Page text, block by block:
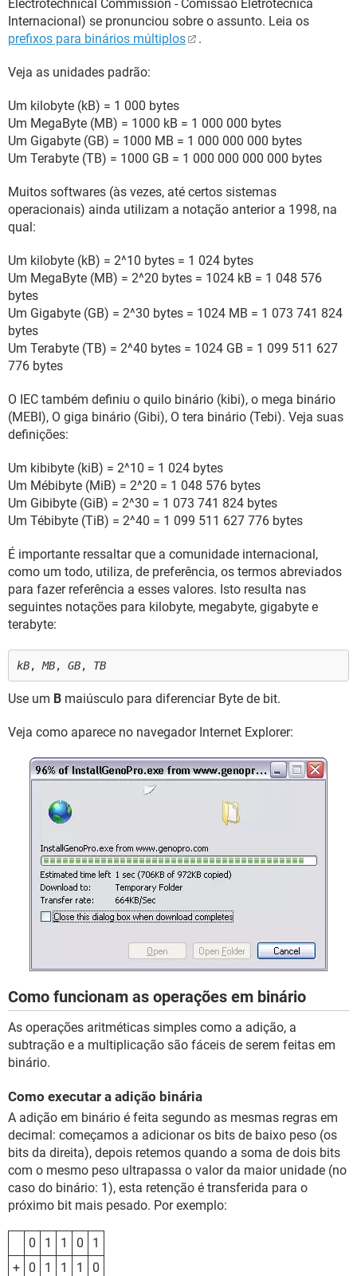
Electrotechnical Commission - Comissão Eletrotécnica
Internacional) se pronunciou sobre o assunto. Leia os
prefixos para binários múltiplos
.
Veja as unidades padrão:
Um kilobyte (kB) = 1 000 bytes
Um MegaByte (MB) = 1000 kB = 1 000 000 bytes
Um Gigabyte (GB) = 1000 MB = 1 000 000 000 bytes
Um Terabyte (TB) = 1000 GB = 1 000 000 000 000 bytes
Muitos softwares (às vezes, até certos sistemas
operacionais) ainda utilizam a notação anterior a 1998, na
qual:
Um kilobyte (kB) = 2^10 bytes = 1 024 bytes
Um MegaByte (MB) = 2^20 bytes = 1024 kB = 1 048 576
bytes
Um Gigabyte (GB) = 2^30 bytes = 1024 MB = 1 073 741 824
bytes
Um Terabyte (TB) = 2^40 bytes = 1024 GB = 1 099 511 627
776 bytes
O IEC também definiu o quilo binário (kibi), o mega binário
(MEBI), O giga binário (Gibi), O tera binário (Tebi). Veja suas
definições:
Um kibibyte (kiB) = 2^10 = 1 024 bytes
Um Mébibyte (MiB) = 2^20 = 1 048 576 bytes
Um Gibibyte (GiB) = 2^30 = 1 073 741 824 bytes
Um Tébibyte (TiB) = 2^40 = 1 099 511 627 776 bytes
É importante ressaltar que a comunidade internacional,
como um todo, utiliza, de preferência, os termos abreviados
para fazer referência a esses valores. Isto resulta nas
seguintes notações para kilobyte, megabyte, gigabyte e
terabyte:
kB,MB, GB, TB
Use um B maiúsculo para diferenciar Byte de bit.
Veja como aparece no navegador Internet Explorer:
Como funcionam as operações em binário
As operações aritméticas simples como a adição, a
subtração e a multiplicação são fáceis de serem feitas em
binário.
Como executar a adição binária
A adição em binário é feita segundo as mesmas regras em
decimal: começamos a adicionar os bits de baixo peso (os
bits da direita), depois retemos quando a soma de dois bits
com o mesmo peso ultrapassa o valor da maior unidade (no
caso do binário: 1), esta retenção é transferida para o
próximo bit mais pesado. Por exemplo:
0 1 1 0
1
+
0 1 1 1
0